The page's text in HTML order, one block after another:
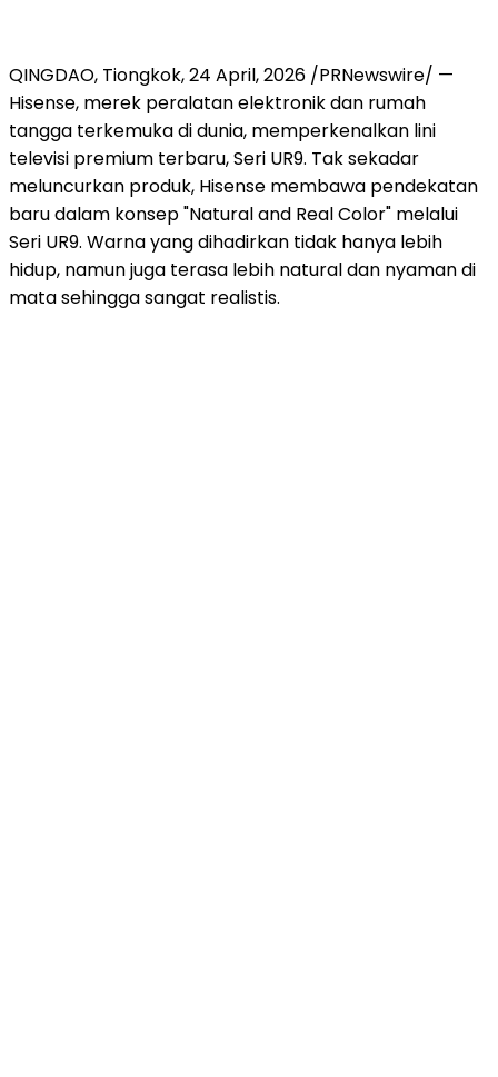
QINGDAO, Tiongkok,24 April, 2026 /PRNewswire/ —
Hisense, merek peralatan elektronik dan rumah
tangga terkemuka di dunia, memperkenalkan lini
televisi premium terbaru, Seri UR9. Tak sekadar
meluncurkan produk, Hisense membawa pendekatan
baru dalam konsep "Natural and Real Color" melalui
Seri UR9. Warna yang dihadirkan tidak hanya lebih
hidup, namun juga terasa lebih natural dan nyaman di
mata sehingga sangat realistis.